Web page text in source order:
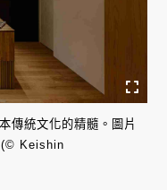
傳統文化的精髓。圖片
(© Keishin